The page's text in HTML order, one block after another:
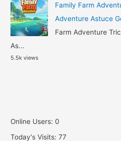
Family Farm
Adventure Astuce
Farm Adventure
As...
5.5k views
Online Users:0
Today's Visits:77